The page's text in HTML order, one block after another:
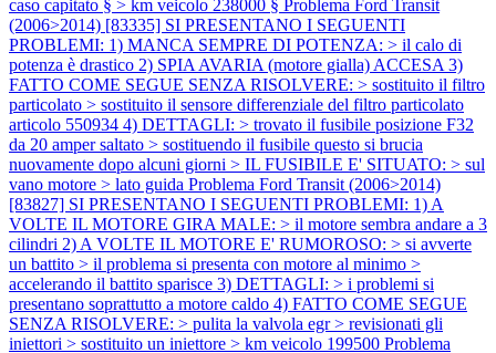
caso capitato § > km veicolo 238000 § Problema Ford Transit
(2006>2014) [83335] SI PRESENTANO I SEGUENTI
PROBLEMI: 1) MANCA SEMPRE DI POTENZA: > il calo di
potenza è drastico 2) SPIA AVARIA (motore gialla) ACCESA 3)
FATTO COME SEGUE SENZA RISOLVERE: > sostituito il filtro
particolato > sostituito il sensore differenziale del filtro particolato
articolo 550934 4) DETTAGLI: > trovato il fusibile posizione F32
da 20 amper saltato > sostituendo il fusibile questo si brucia
nuovamente dopo alcuni giorni > IL FUSIBILE E' SITUATO: > sul
vano motore > lato guida Problema Ford Transit (2006>2014)
[83827] SI PRESENTANO I SEGUENTI PROBLEMI: 1) A
VOLTE IL MOTORE GIRA MALE: > il motore sembra andare a 3
cilindri 2) A VOLTE IL MOTORE E' RUMOROSO: > si avverte
un battito > il problema si presenta con motore al minimo >
accelerando il battito sparisce 3) DETTAGLI: > i problemi si
presentano soprattutto a motore caldo 4) FATTO COME SEGUE
SENZA RISOLVERE: > pulita la valvola egr > revisionati gli
iniettori > sostituito un iniettore > km veicolo 199500 Problema